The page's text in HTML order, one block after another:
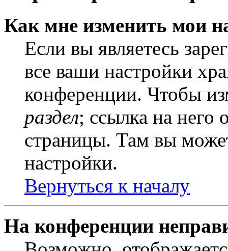
Как мне изменить мои
Если вы являетесь
все ваши настройки
конференции. Чтобы
раздел; ссылка на него
страницы. Там вы
настройки.
Вернуться к началу
На конференции